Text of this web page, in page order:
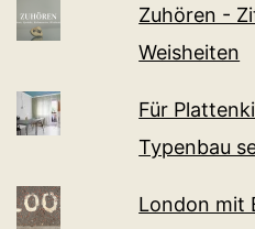
Zuhören -
Weisheiten
Für
Typenbau
London mit